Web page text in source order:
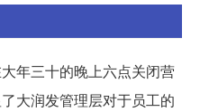
年三十的晚上六点关闭营
大润发管理层对于员工的